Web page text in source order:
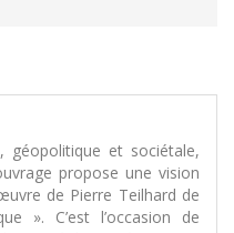
géopolitique et sociétale,
propose une vision
de Pierre Teilhard de
». C’est l’occasion de